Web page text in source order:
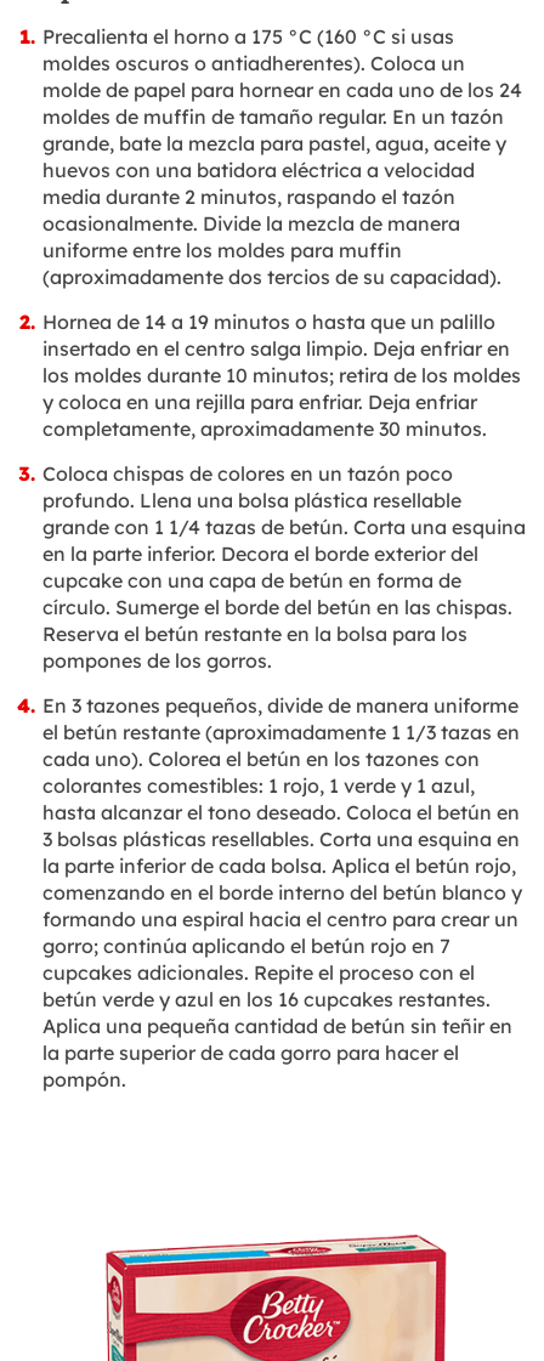
Precalienta el horno a 175 °C (160 °C si usas
moldes oscuros o antiadherentes). Coloca un
molde de papel para hornear en cada uno de los 24
moldes de muffin de tamaño regular. En un tazón
grande, bate la mezcla para pastel, agua, aceite y
huevos con una batidora eléctrica a velocidad
media durante 2 minutos, raspando el tazón
ocasionalmente. Divide la mezcla de manera
uniforme entre los moldes para muffin
(aproximadamente dos tercios de su capacidad).
Hornea de 14 a 19 minutos o hasta que un palillo
insertado en el centro salga limpio. Deja enfriar en
los moldes durante 10 minutos; retira de los moldes
y coloca en una rejilla para enfriar. Deja enfriar
completamente, aproximadamente 30 minutos.
Coloca chispas de colores en un tazón poco
profundo. Llena una bolsa plástica resellable
grande con 1 1/4 tazas de betún. Corta una esquina
en la parte inferior. Decora el borde exterior del
cupcake con una capa de betún en forma de
círculo. Sumerge el borde del betún en las chispas.
Reserva el betún restante en la bolsa para los
pompones de los gorros.
En 3 tazones pequeños, divide de manera uniforme
el betún restante (aproximadamente 1 1/3 tazas en
cada uno). Colorea el betún en los tazones con
colorantes comestibles: 1 rojo, 1 verde y 1 azul,
hasta alcanzar el tono deseado. Coloca el betún en
3 bolsas plásticas resellables. Corta una esquina en
la parte inferior de cada bolsa. Aplica el betún rojo,
comenzando en el borde interno del betún blanco y
formando una espiral hacia el centro para crear un
gorro; continúa aplicando el betún rojo en 7
cupcakes adicionales. Repite el proceso con el
betún verde y azul en los 16 cupcakes restantes.
Aplica una pequeña cantidad de betún sin teñir en
la parte superior de cada gorro para hacer el
pompón.